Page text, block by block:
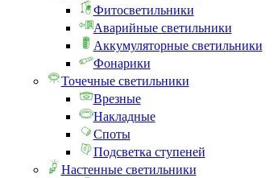
Фитосветильники
Аварийные светильники
Аккумуляторные светильники
Фонарики
Точечные светильники
Врезные
Накладные
Споты
Подсветка ступеней
Настенные светильники